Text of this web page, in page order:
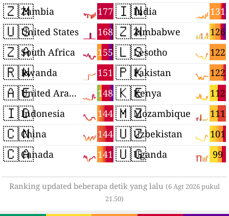
🇿🇲 177
Zambia
🇺🇸 168
United States
🇿🇦 155
South Africa
🇷🇼 151
Rwanda
🇦🇪 148
United Arab Emirates
🇮🇩 144
Indonesia
🇨🇳 144
China
🇨🇦 141
Canada
🇮🇳 131
India
🇿🇼 126
Zimbabwe
🇱🇸 122
Lesotho
🇵🇰 122
Pakistan
🇰🇪 112
Kenya
🇲🇿 111
Mozambique
🇺🇿 101
Uzbekistan
🇺🇬 99
Uganda
Ranking updated beberapa detik yang lalu (6 Agt 2026 pukul
21.50)